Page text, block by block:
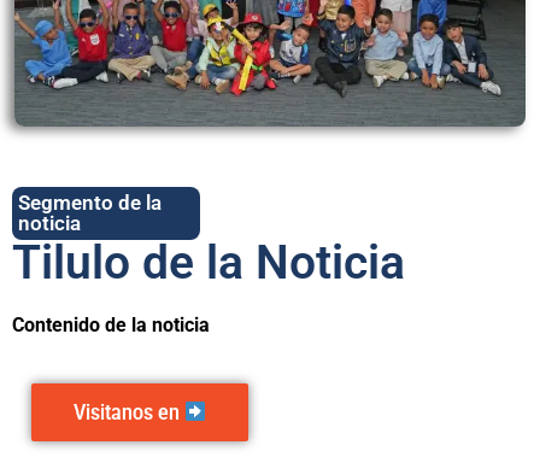
Segmento de la
noticia
Tilulo de la Noticia
Contenido de la noticia
Visitanos en
Visitanos en